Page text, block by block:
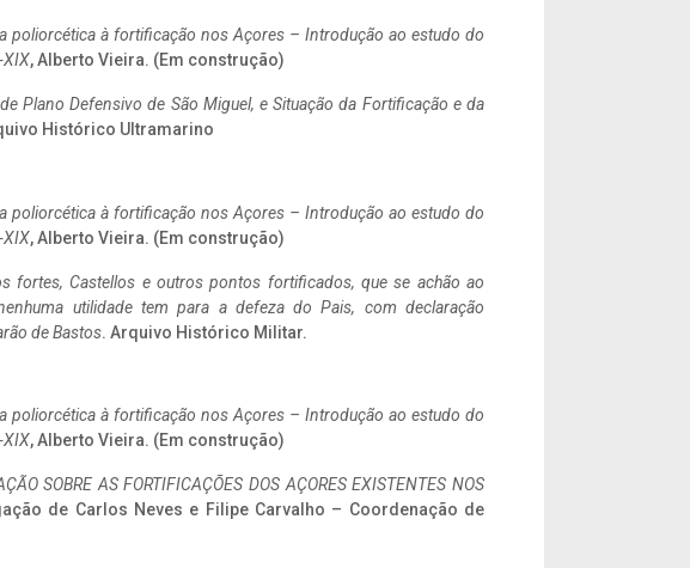
poliorcética à fortificação nos Açores – Introdução ao estudo do
XIX, Alberto Vieira. (Em construção)
Plano Defensivo de São Miguel, e Situação da Fortificação e da
Histórico Ultramarino
poliorcética à fortificação nos Açores – Introdução ao estudo do
XIX, Alberto Vieira. (Em construção)
fortes, Castellos e outros pontos fortificados, que se achão ao
utilidade tem para a defeza do Pais, com declaração
de Bastos. Arquivo Histórico Militar.
poliorcética à fortificação nos Açores – Introdução ao estudo do
XIX, Alberto Vieira. (Em construção)
SOBRE AS FORTIFICAÇÕES DOS AÇORES EXISTENTES NOS
de Carlos Neves e Filipe Carvalho – Coordenação de